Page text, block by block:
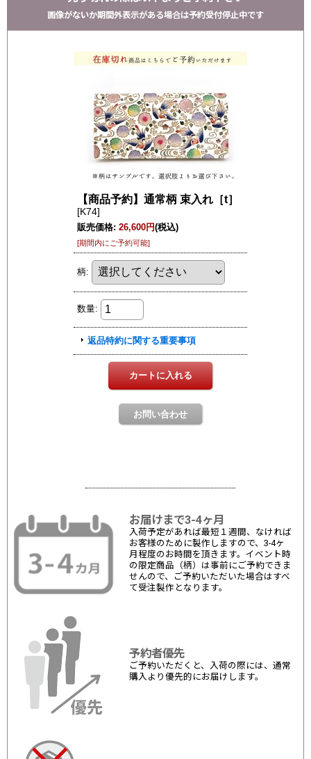
画像がないか期間外表示がある場合は予約受付停止中です
お届けまで3-4ヶ月
入荷予定があれば最短１週間、なければ
お客様のために製作しますので、3-4ヶ
月程度のお時間を頂きます。イベント時
の限定商品（柄）は事前にご予約できま
せんので、ご予約いただいた場合はすべ
て受注製作となります。
予約者優先
ご予約いただくと、入荷の際には、通常
購入より優先的にお届けします。